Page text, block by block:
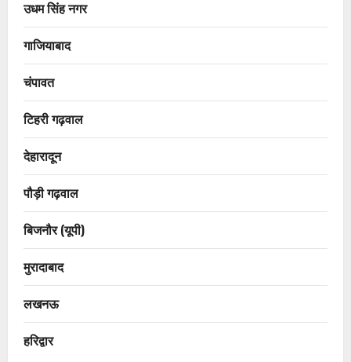
उधम सिंह नगर
गाजियाबाद
चंपावत
टिहरी गढ़वाल
देहारादून
पौड़ी गढ़वाल
बिजनौर (यूपी)
मुरादाबाद
लखनऊ
हरिद्वार